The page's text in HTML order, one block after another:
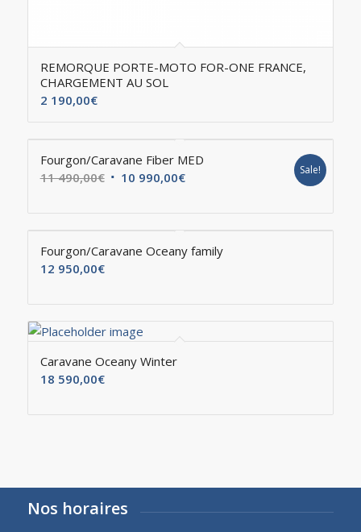
REMORQUE PORTE-MOTO FOR-ONE FRANCE,
CHARGEMENT AU SOL
2 190,00€
Fourgon/Caravane Fiber MED
11 490,00€ 10 990,00€ Sale!
Fourgon/Caravane Oceany family
12 950,00€
Caravane Oceany Winter
18 590,00€
Nos horaires